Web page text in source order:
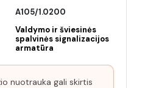
A105/1.0200
Valdymo ir šviesinės
spalvinės signalizacijos
armatūra
nuotrauka gali skirtis